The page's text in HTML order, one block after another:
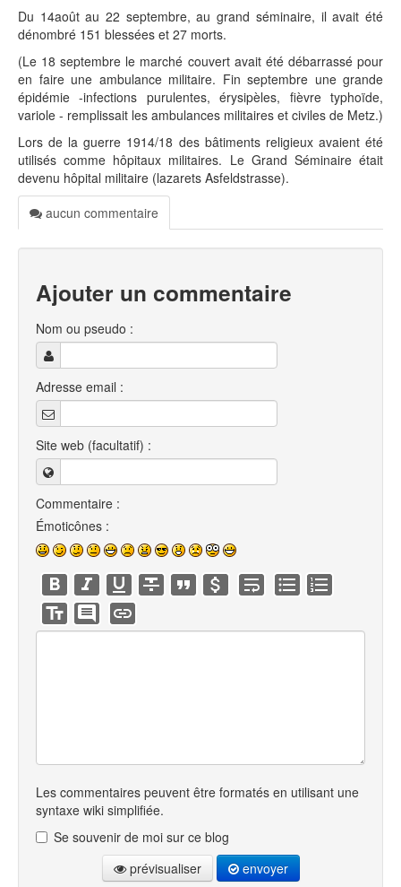
Du 14août au 22 septembre, au grand séminaire, il avait été
dénombré 151 blessées et 27 morts.
(Le 18 septembre le marché couvert avait été débarrassé pour
en faire une ambulance militaire. Fin septembre une grande
épidémie -infections purulentes, érysipèles, fièvre typhoïde,
variole - remplissait les ambulances militaires et civiles de Metz.)
Lors de la guerre 1914/18 des bâtiments religieux avaient été
utilisés comme hôpitaux militaires. Le Grand Séminaire était
devenu hôpital militaire (lazarets Asfeldstrasse).
aucun commentaire
Ajouter un commentaire
Nom ou pseudo :
Adresse email :
Site web (facultatif) :
Commentaire :
Émoticônes :
Les commentaires peuvent être formatés en utilisant une
syntaxe wiki simplifiée.
Se souvenir de moi sur ce blog
prévisualiser
envoyer